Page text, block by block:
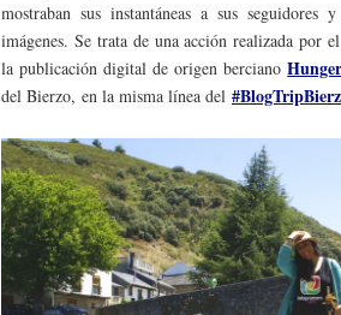
mostraban sus instantáneas a sus
imágenes. Se trata de una acción realizada por el
la publicación digital de origen berciano
del Bierzo, en la misma línea del